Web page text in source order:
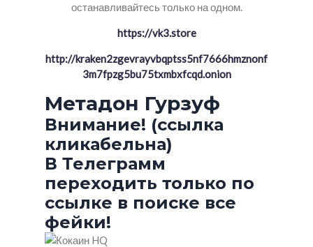
останавливайтесь только на одном.
https://vk3.store
http://kraken2zgevrayvbqptss5nf7666hmznonf
3m7fpzg5bu75txmbxfcqd.onion
Метадон Гурзуф
Внимание! (ссылка
кликабельна)
В Телеграмм
переходить только по
ссылке в поиске все
фейки!